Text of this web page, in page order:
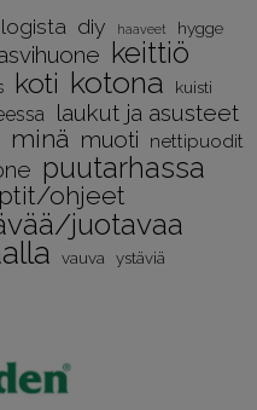
diy haaveet hygge
keittiö
koti kotona kuisti
laukut ja asusteet
minä muoti nettipuodit
puutarhassa
ohjeet
juotavaa
vauva ystäviä